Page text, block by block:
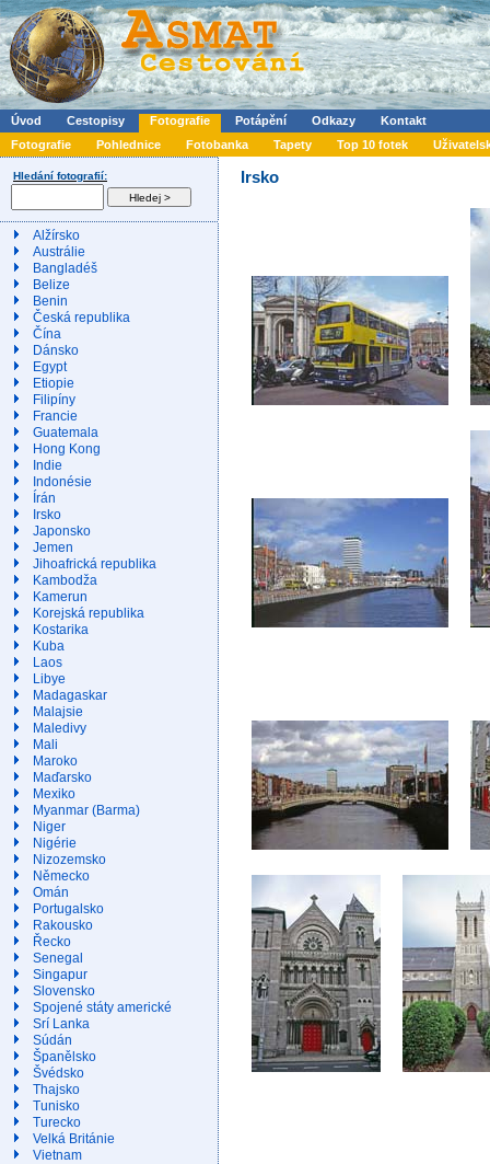
Úvod Cestopisy Fotografie Potápění Odkazy
Kontakt
Fotografie
Pohlednice Fotobanka Tapety Top 10 fotek
Hledání fotografií:
Alžírsko
Austrálie
Bangladéš
Belize
Benin
Česká republika
Čína
Dánsko
Egypt
Etiopie
Filipíny
Francie
Guatemala
Hong Kong
Indie
Indonésie
Írán
Irsko
Japonsko
Jemen
Jihoafrická republika
Kambodža
Kamerun
Korejská republika
Kostarika
Kuba
Laos
Libye
Madagaskar
Malajsie
Maledivy
Mali
Maroko
Maďarsko
Mexiko
Myanmar (Barma)
Niger
Nigérie
Nizozemsko
Německo
Omán
Portugalsko
Rakousko
Řecko
Senegal
Singapur
Slovensko
Spojené státy americké
Srí Lanka
Súdán
Španělsko
Švédsko
Thajsko
Tunisko
Turecko
Velká Británie
Vietnam
Irsko